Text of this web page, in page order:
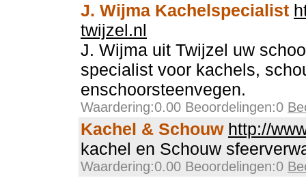
J. Wijma Kachelspecialist
twijzel.nl
J. Wijma uit Twijzel uw
specialist voor kachels,
enschoorsteenvegen.
Waardering:0.00 Beoordelingen:0
Kachel & Schouw http://
kachel en Schouw
Waardering:0.00 Beoordelingen:0